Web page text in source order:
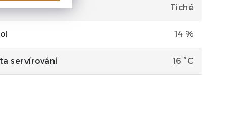
Tiché
14 %
servírování 16 °C